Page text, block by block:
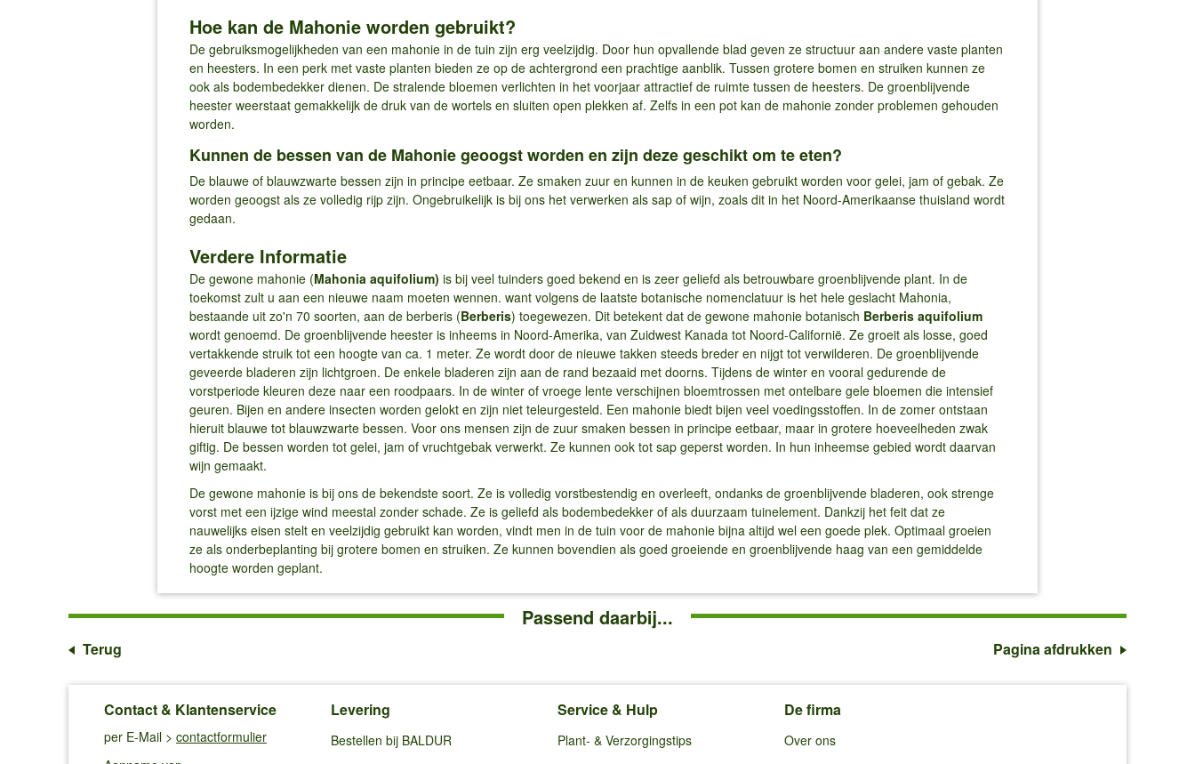
Hoe kan de Mahonie worden gebruikt?
De gebruiksmogelijkheden van een mahonie in de tuin zijn erg veelzijdig. Door hun opvallende blad geven ze structuur aan andere vaste planten
en heesters. In een perk met vaste planten bieden ze op de achtergrond een prachtige aanblik. Tussen grotere bomen en struiken kunnen ze
ook als bodembedekker dienen. De stralende bloemen verlichten in het voorjaar attractief de ruimte tussen de heesters. De groenblijvende
heester weerstaat gemakkelijk de druk van de wortels en sluiten open plekken af. Zelfs in een pot kan de mahonie zonder problemen gehouden
worden.
Kunnen de bessen van de Mahonie geoogst worden en zijn deze geschikt om te eten?
De blauwe of blauwzwarte bessen zijn in principe eetbaar. Ze smaken zuur en kunnen in de keuken gebruikt worden voor gelei, jam of gebak. Ze
worden geoogst als ze volledig rijp zijn. Ongebruikelijk is bij ons het verwerken als sap of wijn, zoals dit in het Noord-Amerikaanse thuisland wordt
gedaan.
Verdere Informatie
De gewone mahonie (Mahonia aquifolium) is bij veel tuinders goed bekend en is zeer geliefd als betrouwbare groenblijvende plant. In de
toekomst zult u aan een nieuwe naam moeten wennen. want volgens de laatste botanische nomenclatuur is het hele geslacht Mahonia,
bestaande uit zo'n 70 soorten, aan de berberis (Berberis) toegewezen. Dit betekent dat de gewone mahonie botanisch Berberis aquifolium
wordt genoemd. De groenblijvende heester is inheems in Noord-Amerika, van Zuidwest Kanada tot Noord-Californië. Ze groeit als losse, goed
vertakkende struik tot een hoogte van ca. 1 meter. Ze wordt door de nieuwe takken steeds breder en nijgt tot verwilderen. De groenblijvende
geveerde bladeren zijn lichtgroen. De enkele bladeren zijn aan de rand bezaaid met doorns. Tijdens de winter en vooral gedurende de
vorstperiode kleuren deze naar een roodpaars. In de winter of vroege lente verschijnen bloemtrossen met ontelbare gele bloemen die intensief
geuren. Bijen en andere insecten worden gelokt en zijn niet teleurgesteld. Een mahonie biedt bijen veel voedingsstoffen. In de zomer ontstaan
hieruit blauwe tot blauwzwarte bessen. Voor ons mensen zijn de zuur smaken bessen in principe eetbaar, maar in grotere hoeveelheden zwak
giftig. De bessen worden tot gelei, jam of vruchtgebak verwerkt. Ze kunnen ook tot sap geperst worden. In hun inheemse gebied wordt daarvan
wijn gemaakt.
De gewone mahonie is bij ons de bekendste soort. Ze is volledig vorstbestendig en overleeft, ondanks de groenblijvende bladeren, ook strenge
vorst met een ijzige wind meestal zonder schade. Ze is geliefd als bodembedekker of als duurzaam tuinelement. Dankzij het feit dat ze
nauwelijks eisen stelt en veelzijdig gebruikt kan worden, vindt men in de tuin voor de mahonie bijna altijd wel een goede plek. Optimaal groeien
ze als onderbeplanting bij grotere bomen en struiken. Ze kunnen bovendien als goed groeiende en groenblijvende haag van een gemiddelde
hoogte worden geplant.
Passend daarbij...
Terug Pagina afdrukken
Contact & Klantenservice
per E-Mail > contactformulier
Levering
Bestellen bij BALDUR
Service & Hulp
Plant- & Verzorgingstips
De firma
Over ons